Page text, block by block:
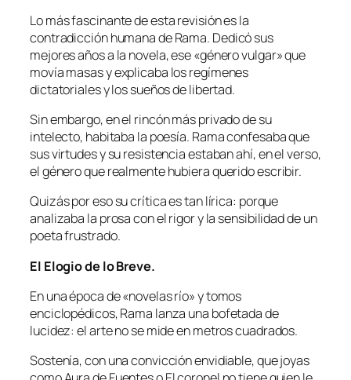
Lo más fascinante de esta revisión es la
contradicción humana de Rama. Dedicó sus
mejores años a la novela, ese «género vulgar» que
movía masas y explicaba los regímenes
dictatoriales y los sueños de libertad.
Sin embargo, en el rincón más privado de su
intelecto, habitaba la poesía. Rama confesaba que
sus virtudes y su resistencia estaban ahí, en el verso,
el género que realmente hubiera querido escribir.
Quizás por eso su crítica es tan lírica: porque
analizaba la prosa con el rigor y la sensibilidad de un
poeta frustrado.
El Elogio de lo Breve.
En una época de «novelas río» y tomos
enciclopédicos, Rama lanza una bofetada de
lucidez: el arte no se mide en metros cuadrados.
Sostenía, con una convicción envidiable, que joyas